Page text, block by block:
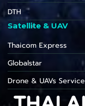
DTH
Satellite & UAV
Thaicom Express
Globalstar
Drone & UAVs Service